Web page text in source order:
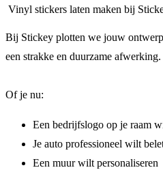
Vinyl stickers laten maken bij
Bij Stickey plotten we jouw
een strakke en duurzame afwerking.
Of je nu:
Een bedrijfslogo op je raam
Je auto professioneel wilt
Een muur wilt personaliseren